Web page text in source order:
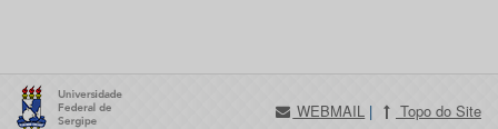
WEBMAIL | Topo do Site